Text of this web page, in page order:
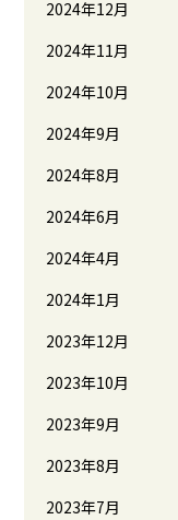
2024年12月
2024年11月
2024年10月
2024年9月
2024年8月
2024年6月
2024年4月
2024年1月
2023年12月
2023年10月
2023年9月
2023年8月
2023年7月